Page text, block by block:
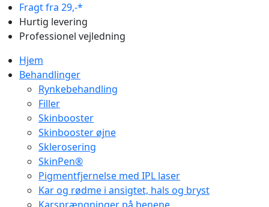
Fragt fra 29,-*
Hurtig levering
Professionel vejledning
Hjem
Behandlinger
Rynkebehandling
Filler
Skinbooster
Skinbooster øjne
Sklerosering
SkinPen®
Pigmentfjernelse med IPL laser
Kar og rødme i ansigtet, hals og bryst